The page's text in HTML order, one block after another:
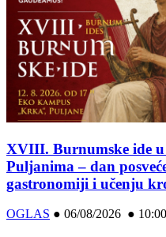
XVIII. Burnumske ide
Puljanima – dan
gastronomiji i učenju
OGLAS ● 06/08/2026 ● 10:00